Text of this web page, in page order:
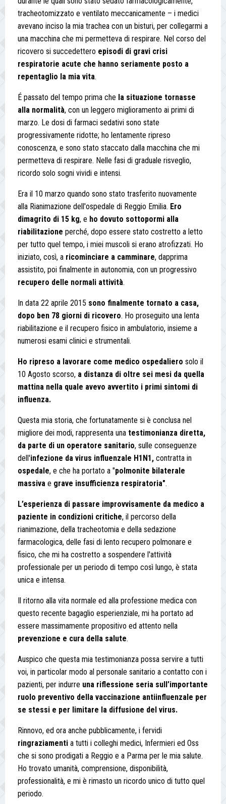
tracheotomizzato e ventilato meccanicamente – i medici
avevano inciso la mia trachea con un bisturi, per collegarmi a
una macchina che mi permetteva di respirare. Nel corso del
ricovero si succedettero episodi di gravi crisi
respiratorie acute che hanno seriamente posto a
repentaglio la mia vita.
É passato del tempo prima che la situazione tornasse
alla normalità, con un leggero miglioramento ai primi di
marzo. Le dosi di farmaci sedativi sono state
progressivamente ridotte; ho lentamente ripreso
conoscenza, e sono stato staccato dalla macchina che mi
permetteva di respirare. Nelle fasi di graduale risveglio,
ricordo solo sogni vividi e intensi.
Era il 10 marzo quando sono stato trasferito nuovamente
alla Rianimazione dell'ospedale di Reggio Emilia. Ero
dimagrito di 15 kg, e ho dovuto sottopormi alla
riabilitazione perché, dopo essere stato costretto a letto
per tutto quel tempo, i miei muscoli si erano atrofizzati. Ho
iniziato, così, a ricominciare a camminare, dapprima
assistito, poi finalmente in autonomia, con un progressivo
recupero delle normali attività.
In data 22 aprile 2015 sono finalmente tornato a casa,
dopo ben 78 giorni di ricovero. Ho proseguito una lenta
riabilitazione e il recupero fisico in ambulatorio, insieme a
numerosi esami clinici e strumentali.
Ho ripreso a lavorare come medico ospedaliero solo il
10 Agosto scorso, a distanza di oltre sei mesi da quella
mattina nella quale avevo avvertito i primi sintomi di
influenza.
Questa mia storia, che fortunatamente si è conclusa nel
migliore dei modi, rappresenta una testimonianza diretta,
da parte di un operatore sanitario, sulle conseguenze
dell'infezione da virus influenzale H1N1, contratta in
ospedale, e che ha portato a "polmonite bilaterale
massiva e grave insufficienza respiratoria".
L’esperienza di passare improvvisamente da medico a
paziente in condizioni critiche, il percorso della
rianimazione, della tracheotomia e della sedazione
farmacologica, delle fasi di lento recupero polmonare e
fisico, che mi ha costretto a sospendere l'attività
professionale per un periodo di tempo così lungo, è stata
unica e intensa.
Il ritorno alla vita normale ed alla professione medica con
questo recente bagaglio esperienziale, mi ha portato ad
essere massimamente propositivo ed attento nella
prevenzione e cura della salute.
Auspico che questa mia testimonianza possa servire a tutti
voi, in particolar modo al personale sanitario a contatto con i
pazienti, per indurre una riflessione seria sull’importante
ruolo preventivo della vaccinazione antiinfluenzale per
se stessi e per limitare la diffusione del virus.
Rinnovo, ed ora anche pubblicamente, i fervidi
ringraziamenti a tutti i colleghi medici, Infermieri ed Oss
che si sono prodigati a Reggio e a Parma per le mia salute.
Ho trovato umanità, comprensione, disponibilità,
professionalità, e mi è rimasto un ricordo unico di tutto quel
periodo.